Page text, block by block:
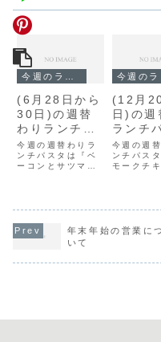
(6月28日から
30日)の週替
わりランチパ
スタは『ベー
コンとサツマ
イモのクリー
今週の週替わりラ
ンチパスタは『ベ
ーコンとサツマイ
(12月
日)の週
ランチ
は『ス
チキン
ロンチ
今週の週
ンチパス
モークチ
年末年始の営業につ
いて